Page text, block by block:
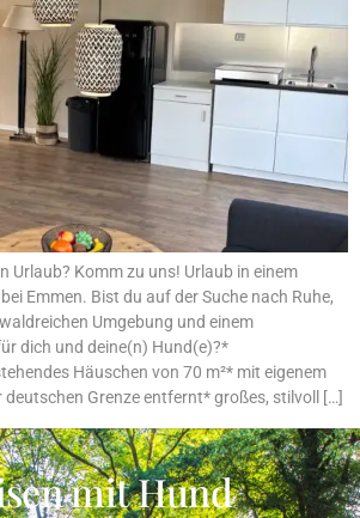
Urlaub? Komm zu uns! Urlaub in einem
Emmen. Bist du auf der Suche nach Ruhe,
Umgebung und einem
dich und deine(n) Hund(e)?*
Häuschen von 70 m²* mit eigenem
deutschen Grenze entfernt* großes, stilvoll […]
mit Hund